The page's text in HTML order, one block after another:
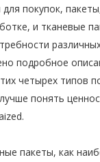
покупок,
и тканевые
подробное
четырех типов
понять
пакеты, как